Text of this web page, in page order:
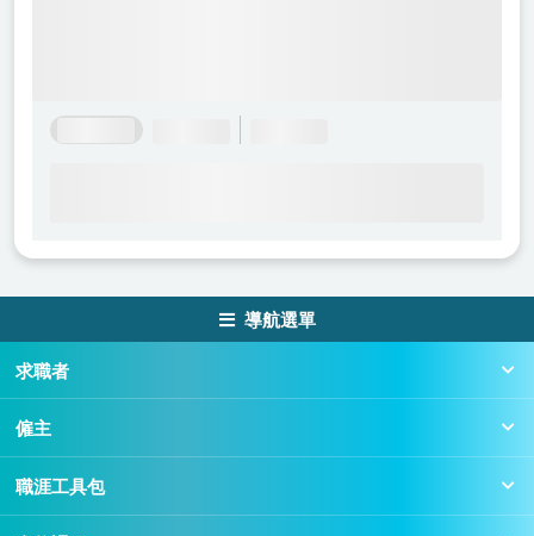
導航選單
求職者
僱主
職涯工具包